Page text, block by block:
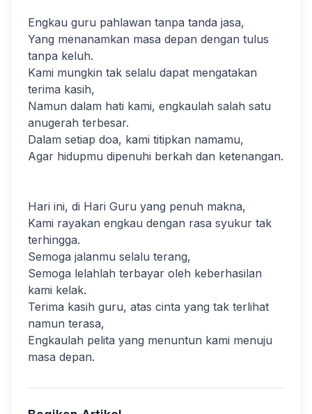
Engkau guru pahlawan tanpa tanda jasa,
Yang menanamkan masa depan dengan tulus
tanpa keluh.
Kami mungkin tak selalu dapat mengatakan
terima kasih,
Namun dalam hati kami, engkaulah salah satu
anugerah terbesar.
Dalam setiap doa, kami titipkan namamu,
Agar hidupmu dipenuhi berkah dan ketenangan.
Hari ini, di Hari Guru yang penuh makna,
Kami rayakan engkau dengan rasa syukur tak
terhingga.
Semoga jalanmu selalu terang,
Semoga lelahlah terbayar oleh keberhasilan
kami kelak.
Terima kasih guru, atas cinta yang tak terlihat
namun terasa,
Engkaulah pelita yang menuntun kami menuju
masa depan.